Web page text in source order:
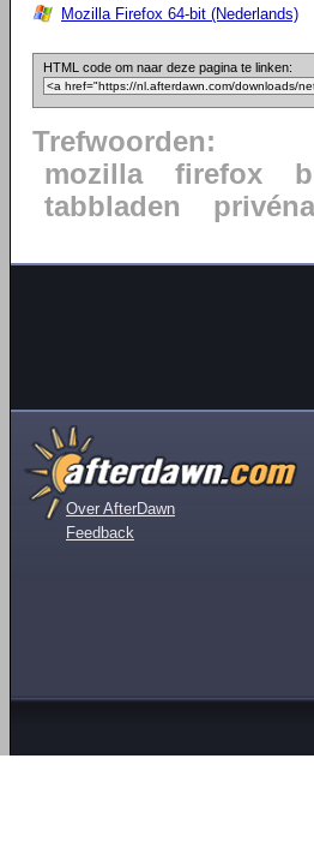
Mozilla Firefox 64-bit (Nederlands)
HTML code om naar deze pagina te linken:
Trefwoorden:
mozilla
firefox
tabbladen
Over AfterDawn
Feedback